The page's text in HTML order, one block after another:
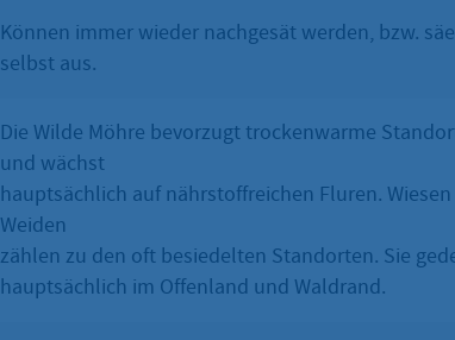
Können immer wieder nachgesät werden, bzw.
selbst aus.
Die Wilde Möhre bevorzugt trockenwarme
und wächst
hauptsächlich auf nährstoffreichen Fluren.
Weiden
zählen zu den oft besiedelten Standorten. Sie
hauptsächlich im Offenland und Waldrand.